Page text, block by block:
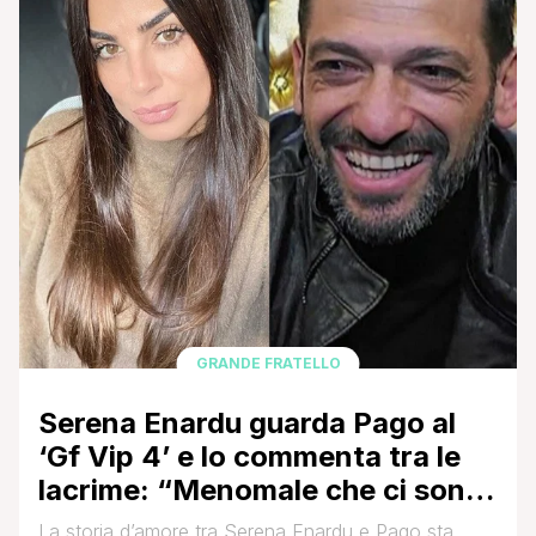
GRANDE FRATELLO
Serena Enardu guarda Pago al
‘Gf Vip 4’ e lo commenta tra le
lacrime: “Menomale che ci sono
donne come Paola Di Benedetto
La storia d’amore tra Serena Enardu e Pago sta